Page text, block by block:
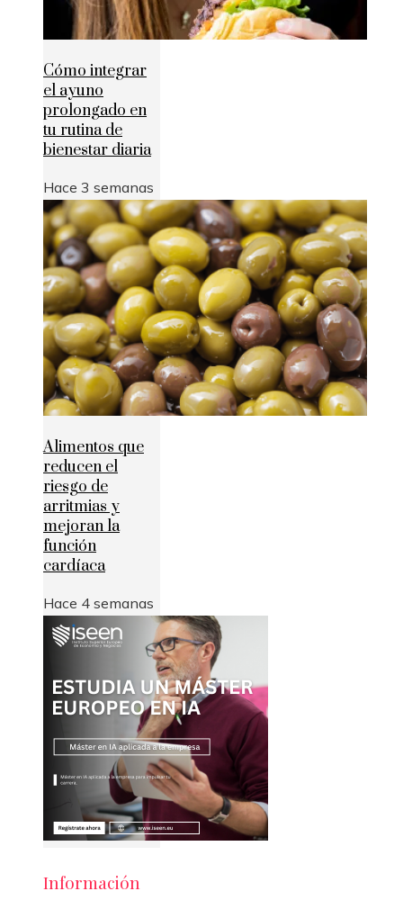
Cómo integrar
el ayuno
prolongado en
tu rutina de
bienestar diaria
Hace 3 semanas
Alimentos que
reducen el
riesgo de
arritmias y
mejoran la
función
cardíaca
Hace 4 semanas
Información